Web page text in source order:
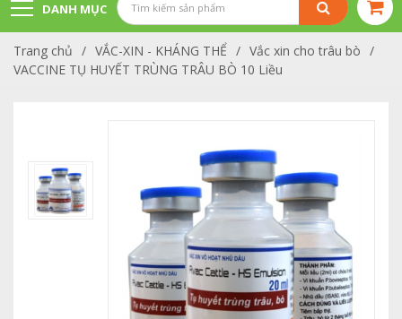
DANH MỤC
SẢN PHẨM
Trang chủ / VẮC-XIN - KHÁNG THỂ / Vắc xin cho trâu bò /
VACCINE TỤ HUYẾT TRÙNG TRÂU BÒ 10 Liều